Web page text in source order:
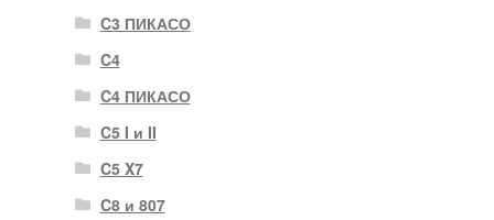
C3 ПИКАСО
C4
C4 ПИКАСО
C5 I и II
C5 X7
C8 и 807